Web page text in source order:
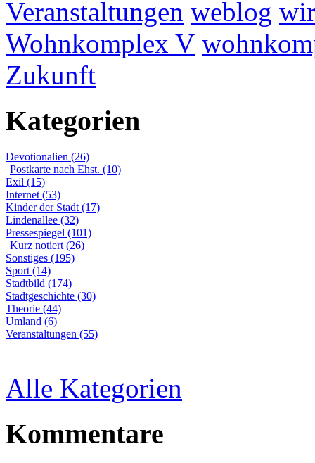
Veranstaltungen weblog
Wohnkomplex V
Zukunft
Kategorien
Devotionalien (26)
Postkarte nach Ehst. (10)
Exil (15)
Internet (53)
Kinder der Stadt (17)
Lindenallee (32)
Pressespiegel (101)
Kurz notiert (26)
Sonstiges (195)
Sport (14)
Stadtbild (174)
Stadtgeschichte (30)
Theorie (44)
Umland (6)
Veranstaltungen (55)
Alle Kategorien
Kommentare